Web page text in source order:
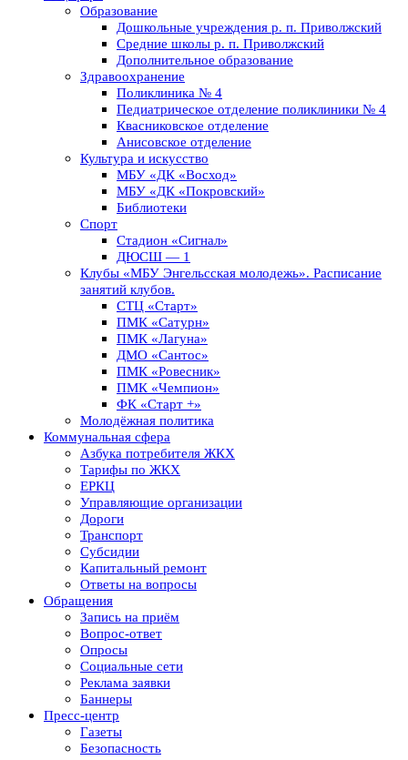
Образование
Дошкольные учреждения р. п. Приволжский
Средние школы р. п. Приволжский
Дополнительное образование
Здравоохранение
Поликлиника № 4
Педиатрическое отделение поликлиники № 4
Квасниковское отделение
Анисовское отделение
Культура и искусство
МБУ «ДК «Восход»
МБУ «ДК «Покровский»
Библиотеки
Спорт
Стадион «Сигнал»
ДЮСШ — 1
Клубы «МБУ Энгельсская молодежь». Расписание
занятий клубов.
СТЦ «Старт»
ПМК «Сатурн»
ПМК «Лагуна»
ДМО «Сантос»
ПМК «Ровесник»
ПМК «Чемпион»
ФК «Старт +»
Молодёжная политика
Коммунальная сфера
Азбука потребителя ЖКХ
Тарифы по ЖКХ
ЕРКЦ
Управляющие организации
Дороги
Транспорт
Субсидии
Капитальный ремонт
Ответы на вопросы
Обращения
Запись на приём
Вопрос-ответ
Опросы
Социальные сети
Реклама заявки
Баннеры
Пресс-центр
Газеты
Безопасность